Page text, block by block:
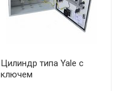
Цилиндр типа Yale с
ключем